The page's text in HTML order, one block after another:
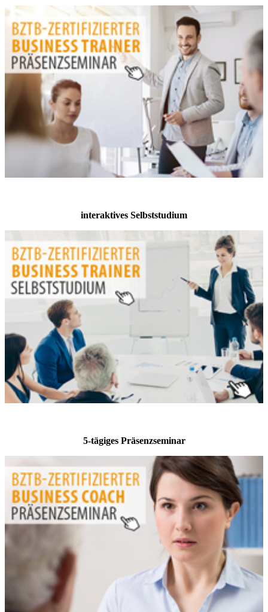
interaktives Selbststudium
5-tägiges Präsenzseminar